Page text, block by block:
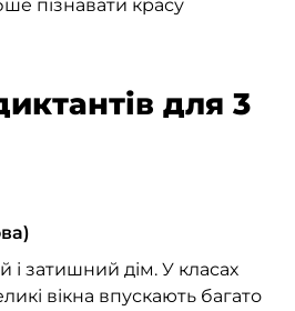
пізнавати красу
для 3
і затишний дім. У класах
вікна впускають багато